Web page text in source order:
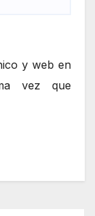
y web en
vez que